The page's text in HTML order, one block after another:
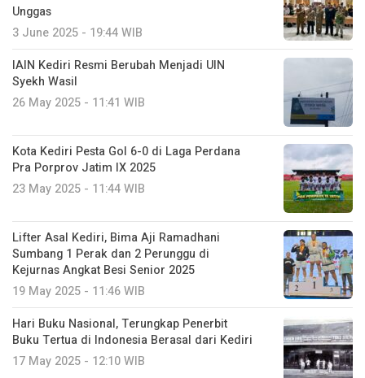
Unggas
3 June 2025 - 19:44 WIB
IAIN Kediri Resmi Berubah Menjadi UIN
Syekh Wasil
26 May 2025 - 11:41 WIB
Kota Kediri Pesta Gol 6-0 di Laga Perdana
Pra Porprov Jatim IX 2025
23 May 2025 - 11:44 WIB
Lifter Asal Kediri, Bima Aji Ramadhani
Sumbang 1 Perak dan 2 Perunggu di
Kejurnas Angkat Besi Senior 2025
19 May 2025 - 11:46 WIB
Hari Buku Nasional, Terungkap Penerbit
Buku Tertua di Indonesia Berasal dari Kediri
17 May 2025 - 12:10 WIB